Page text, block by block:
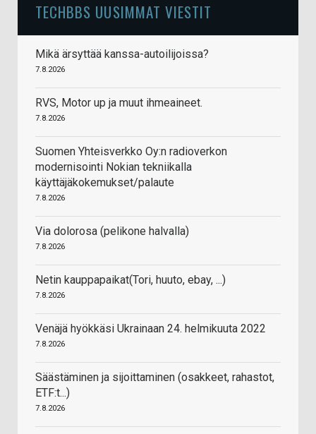
TECHBBS UUSIMMAT VIESTIT
Mikä ärsyttää kanssa-autoilijoissa?
7.8.2026
RVS, Motor up ja muut ihmeaineet.
7.8.2026
Suomen Yhteisverkko Oy:n radioverkon
modernisointi Nokian tekniikalla
käyttäjäkokemukset/palaute
7.8.2026
Via dolorosa (pelikone halvalla)
7.8.2026
Netin kauppapaikat(Tori, huuto, ebay, ...)
7.8.2026
Venäjä hyökkäsi Ukrainaan 24. helmikuuta 2022
7.8.2026
Säästäminen ja sijoittaminen (osakkeet, rahastot,
ETF:t...)
7.8.2026